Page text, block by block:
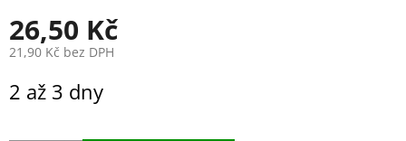
26,50 Kč
21,90 Kč bez DPH
cena:
2 až 3 dny